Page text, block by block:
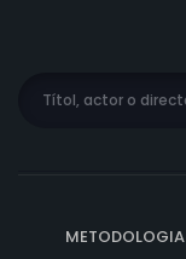
METODOLOGIA